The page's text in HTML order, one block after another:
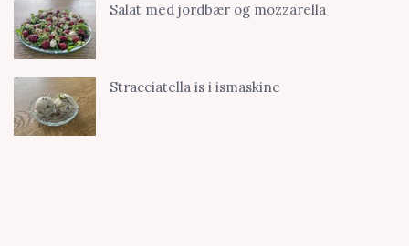
Salat med jordbær og mozzarella
Stracciatella is i ismaskine